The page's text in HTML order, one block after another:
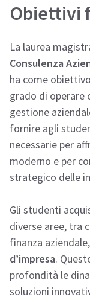
Obiettivi
La laurea
Consulenza
ha come
grado di operare
gestione
fornire agli
necessarie per
moderno e per
strategico delle
Gli studenti
diverse aree, tra
finanza aziendale,
d’impresa.
profondità le
soluzioni